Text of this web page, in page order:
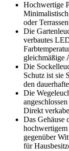
Hochwertige
oder
Die
verbautes
gleichmäßige
Die
Schutz ist sie
den
Die
Direkt
Das Gehäuse
gegenüber
für